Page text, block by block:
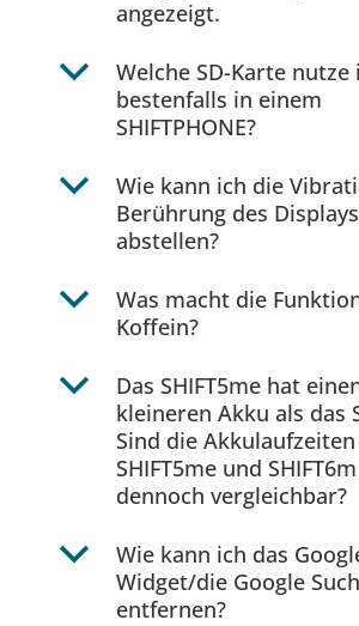
angezeigt.
b
Welche SD-Karte nutze
bestenfalls in einem
SHIFTPHONE?
b
Wie kann ich die
Berührung des Displays
abstellen?
b
Was macht die
Koffein?
b
Das SHIFT5me hat
kleineren Akku als das
Sind die
SHIFT5me und SHIFT6m
dennoch vergleichbar?
b
Wie kann ich das
Widget/die Google
entfernen?